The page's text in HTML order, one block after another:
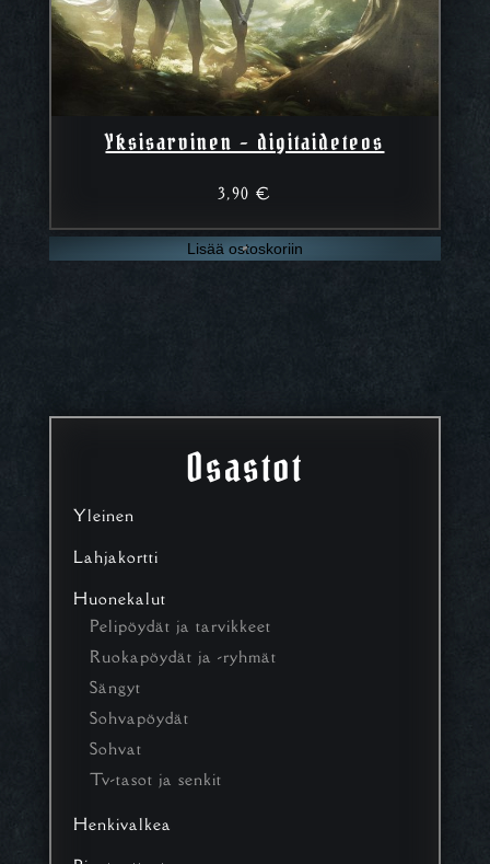
Osastot
Yleinen
Lahjakortti
Huonekalut
Pelipöydät ja tarvikkeet
Ruokapöydät ja -ryhmät
Sängyt
Sohvapöydät
Sohvat
Tv-tasot ja senkit
Henkivalkea
Yksisarvinen – digitaideteos
3,90€
Lisää ostoskoriin